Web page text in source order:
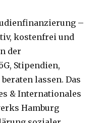
–
kostenfrei und
der
Stipendien,
lassen. Das
& Internationales
Hamburg